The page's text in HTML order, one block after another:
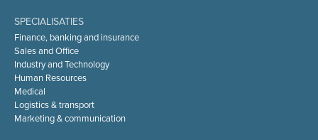
SPECIALISATIES
Finance, banking and insurance
Sales and Office
Industry and Technology
Human Resources
Medical
Logistics & transport
Marketing & communication